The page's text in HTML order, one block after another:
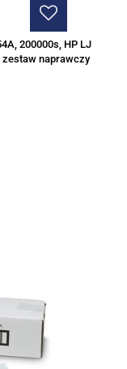
200000s, HP LJ
zestaw naprawczy